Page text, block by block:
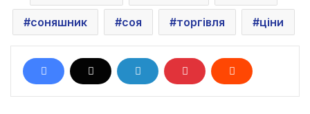
соняшник соя торгівля ціни